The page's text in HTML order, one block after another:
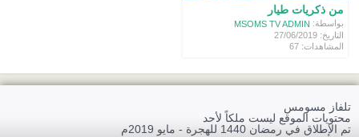
من ذكريات طيار
بواسطة: MSOMS TV ADMIN
التاريخ: 27/06/2019
المشاهدات: 67
تلفاز مسومس
محتويات الموقع ليست ملكاً لأحد
تم الإطلاق في رمضان 1440 للهجرة - مايو 2019م